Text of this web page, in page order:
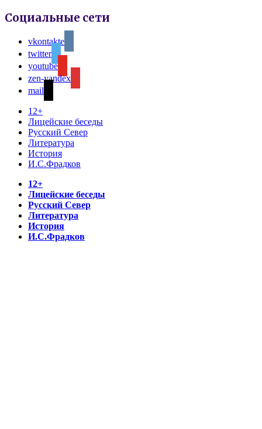
Социальные сети
vkontakte
twitter
youtube
zen-yandex
mail
12+
Лицейские беседы
Русский Север
Литература
История
И.С.Фрадков
12+
Лицейские беседы
Русский Север
Литература
История
И.С.Фрадков